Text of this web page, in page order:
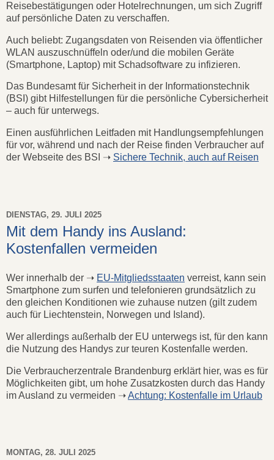
Reisebestätigungen oder Hotelrechnungen, um sich Zugriff
auf persönliche Daten zu verschaffen.
Auch beliebt: Zugangsdaten von Reisenden via öffentlicher
WLAN auszuschnüffeln oder/und die mobilen Geräte
(Smartphone, Laptop) mit Schadsoftware zu infizieren.
Das Bundesamt für Sicherheit in der Informationstechnik
(BSI) gibt Hilfestellungen für die persönliche Cybersicherheit
– auch für unterwegs.
Einen ausführlichen Leitfaden mit Handlungsempfehlungen
für vor, während und nach der Reise finden Verbraucher auf
der Webseite des BSI ➝ Sichere Technik, auch auf Reisen
DIENSTAG, 29. JULI 2025
Mit dem Handy ins Ausland:
Kostenfallen vermeiden
Wer innerhalb der ➝ EU-Mitgliedsstaaten verreist, kann sein
Smartphone zum surfen und telefonieren grundsätzlich zu
den gleichen Konditionen wie zuhause nutzen (gilt zudem
auch für Liechtenstein, Norwegen und Island).
Wer allerdings außerhalb der EU unterwegs ist, für den kann
die Nutzung des Handys zur teuren Kostenfalle werden.
Die Verbraucherzentrale Brandenburg erklärt hier, was es für
Möglichkeiten gibt, um hohe Zusatzkosten durch das Handy
im Ausland zu vermeiden ➝Achtung: Kostenfalle im Urlaub
MONTAG, 28. JULI 2025